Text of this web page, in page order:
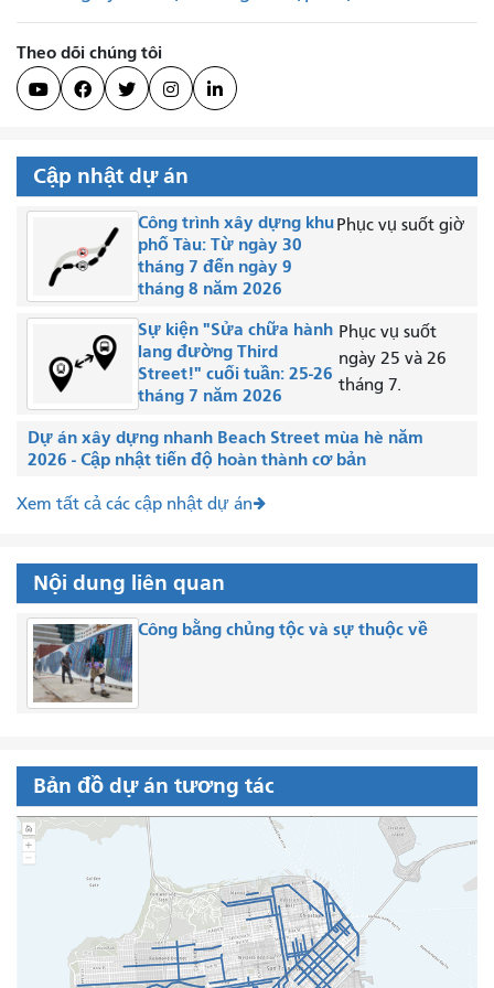
Theo dõi chúng tôi
    
Cập nhật dự án
Công trình xây dựng khu
phố Tàu: Từ ngày 30
tháng 7 đến ngày 9
tháng 8 năm 2026
Phục vụ suốt giờ
Sự kiện "Sửa chữa hành
lang đường Third
Street!" cuối tuần: 25-26
tháng 7 năm 2026
Phục vụ suốt
ngày 25 và 26
tháng 7.
Dự án xây dựng nhanh Beach Street mùa hè năm
2026 - Cập nhật tiến độ hoàn thành cơ bản
Xem tất cả các cập nhật dự án
Nội dung liên quan
Công bằng chủng tộc và sự thuộc về
Bản đồ dự án tương tác